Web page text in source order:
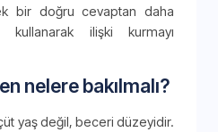
bir doğru cevaptan daha
kullanarak ilişki kurmayı
nelere bakılmalı?
yaş değil, beceri düzeyidir.